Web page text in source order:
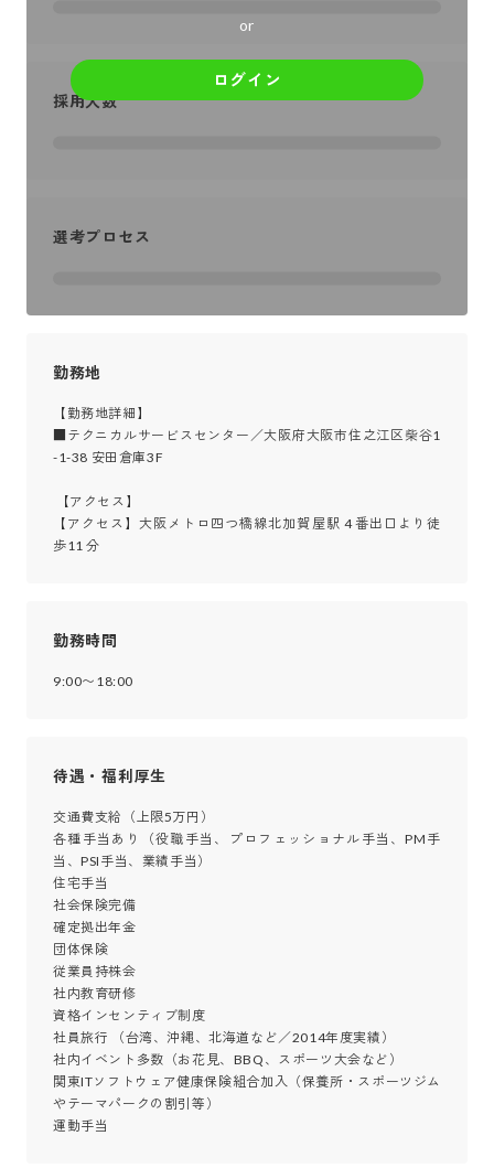
or
ログイン
採用人数
選考プロセス
勤務地
【勤務地詳細】
■テクニカルサービスセンター／大阪府大阪市住之江区柴谷1
-1-38 安田倉庫3F
【アクセス】大阪メトロ四つ橋線北加賀屋駅 4 番出口より徒
歩11 分
勤務時間
9:00〜18:00
待遇・福利厚生
交通費支給（上限5万円）
各種手当あり（役職手当、プロフェッショナル手当、PM手
当、PSI手当、業績手当）
住宅手当
社会保険完備
確定拠出年金
団体保険
従業員持株会
社内教育研修
資格インセンティブ制度
社員旅行 （台湾、沖縄、北海道など／2014年度実績）
社内イベント多数（お花見、BBQ、スポーツ大会など）
関東ITソフトウェア健康保険組合加入（保養所・スポーツジム
やテーマパークの割引等）
運動手当